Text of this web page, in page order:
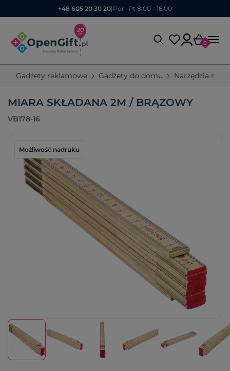
+48 605 20 30 20| Pon-Pt 8:00 - 16:00
0
Gadżety reklamowe Gadżety do domu Narzędzia
MIARA SKŁADANA 2M / BRĄZOWY
VB178-16
Możliwość nadruku